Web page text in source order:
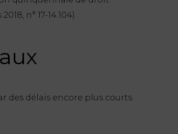
n° 17-14.104).
des délais encore plus courts.